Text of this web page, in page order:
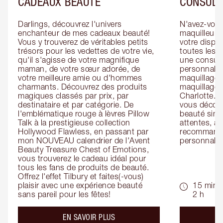
Darlings, découvrez l'univers
enchanteur de mes cadeaux beauté!
Vous y trouverez de véritables petits
trésors pour les vedettes de votre vie,
qu'il s'agisse de votre magnifique
maman, de votre sœur adorée, de
votre meilleure amie ou d'hommes
charmants. Découvrez des produits
magiques classés par prix, par
destinataire et par catégorie. De
l'emblématique rouge à lèvres Pillow
Talk à la prestigieuse collection
Hollywood Flawless, en passant par
mon NOUVEAU calendrier de l'Avent
Beauty Treasure Chest of Emotions,
vous trouverez le cadeau idéal pour
tous les fans de produits de beauté.
Offrez l'effet Tilbury et faites(-vous)
plaisir avec une expérience beauté
sans pareil pour les fêtes!
EN SAVOIR PLUSabout the
N'avez-
maquilleur
votre
toutes les
une
maquillage
maquillage
Charlotte.
vous
beauté
attentes,
15 min -
2 h